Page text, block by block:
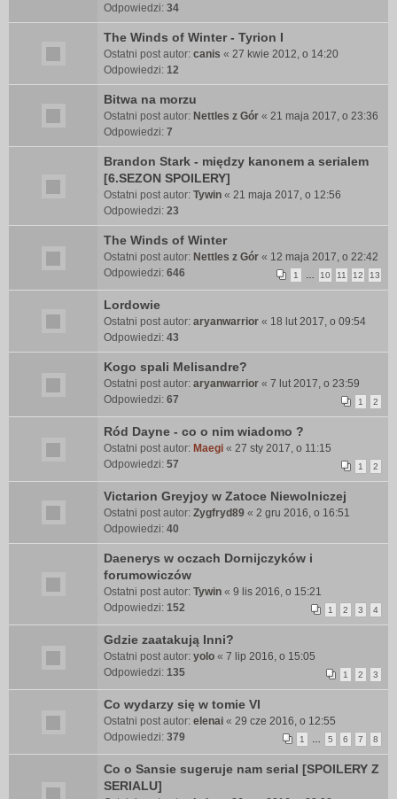
Odpowiedzi: 34
The Winds of Winter - Tyrion I
Ostatni post autor: canis « 27 kwie 2012, o 14:20
Odpowiedzi: 12
Bitwa na morzu
Ostatni post autor: Nettles z Gór « 21 maja 2017, o 23:36
Odpowiedzi: 7
Brandon Stark - między kanonem a serialem
[6.SEZON SPOILERY]
Ostatni post autor: Tywin « 21 maja 2017, o 12:56
Odpowiedzi: 23
The Winds of Winter
Ostatni post autor: Nettles z Gór « 12 maja 2017, o 22:42
Odpowiedzi: 646 1 10 11 12 13
Lordowie
Ostatni post autor: aryanwarrior « 18 lut 2017, o 09:54
Odpowiedzi: 43
Kogo spali Melisandre?
Ostatni post autor: aryanwarrior « 7 lut 2017, o 23:59
Odpowiedzi: 67 1 2
Ród Dayne - co o nim wiadomo ?
Ostatni post autor: Maegi « 27 sty 2017, o 11:15
Odpowiedzi: 57 1 2
Victarion Greyjoy w Zatoce Niewolniczej
Ostatni post autor: Zygfryd89 « 2 gru 2016, o 16:51
Odpowiedzi: 40
Daenerys w oczach Dornijczyków i
forumowiczów
Ostatni post autor: Tywin « 9 lis 2016, o 15:21
Odpowiedzi: 152 1 2 3 4
Gdzie zaatakują Inni?
Ostatni post autor: yolo « 7 lip 2016, o 15:05
Odpowiedzi: 135 1 2 3
Co wydarzy się w tomie VI
Ostatni post autor: elenai « 29 cze 2016, o 12:55
Odpowiedzi: 379 1 5 6 7 8
Co o Sansie sugeruje nam serial [SPOILERY Z
SERIALU]